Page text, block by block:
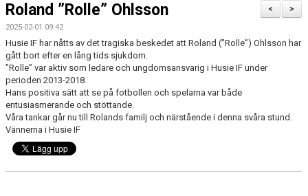
DOKUMENT
SHOPEN
MEDLEMSRABATTER
MEDLEMSAVGIFTER
DOMARE
NYHETER
>
<
Roland ”Rolle” Ohlsson
2025-02-01 09:42
Husie IF har nåtts av det tragiska beskedet att Roland (”Rolle”) Ohlsson har
gått bort efter en lång tids sjukdom.
”Rolle” var aktiv som ledare och ungdomsansvarig i Husie IF under
perioden 2013-2018.
Hans positiva sätt att se på fotbollen och spelarna var både
entusiasmerande och stöttande.
Våra tankar går nu till Rolands familj och närstående i denna svåra stund.
Vännerna i Husie IF